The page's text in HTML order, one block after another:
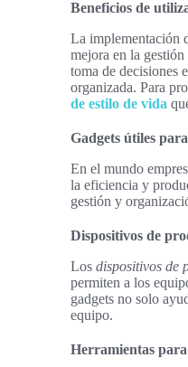
Beneficios de
La implementación
mejora en la
toma de decisiones
organizada. Para
de estilo de vida
Gadgets útiles
En el mundo
la eficiencia y
gestión y
Dispositivos de
Los dispositivos de
permiten a los
gadgets no solo
equipo.
Herramientas